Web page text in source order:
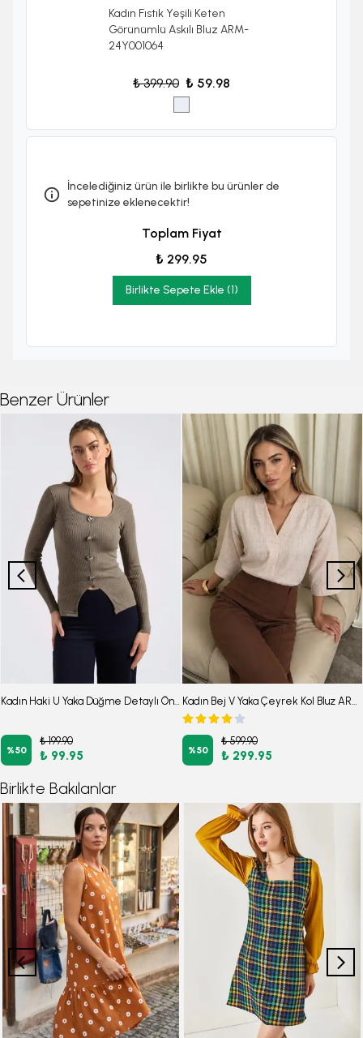
Kadın Fıstık Yeşili Keten
Görünümlü Askılı Bluz ARM-
24Y001064
₺ 399.90 ₺ 59.98
İncelediğiniz ürün ile birlikte bu ürünler de
sepetinize eklenecektir!
Toplam Fiyat
₺ 299.95
Birlikte Sepete Ekle (1)
Benzer Ürünler
Kadın Haki U Yaka Düğme Detaylı Önden Yırtmaçlı Yumuşak Dokulu Bluz ARM-26K001038
%50
₺ 199.90
₺ 99.95
Kadın Bej V Yaka Çeyrek Kol Bluz ARM-25Y001024
%50
₺ 599.90
₺ 299.95
Birlikte Bakılanlar